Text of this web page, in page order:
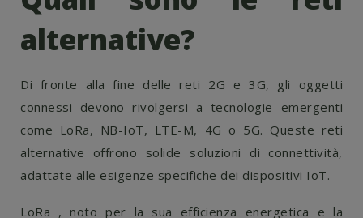
alternative?
Di fronte alla fine delle reti 2G e 3G, gli oggetti
connessi devono rivolgersi a tecnologie emergenti
come LoRa, NB-IoT, LTE-M, 4G o 5G. Queste reti
alternative offrono solide soluzioni di connettività,
adattate alle esigenze specifiche dei dispositivi IoT.
LoRa , noto per la sua efficienza energetica e la